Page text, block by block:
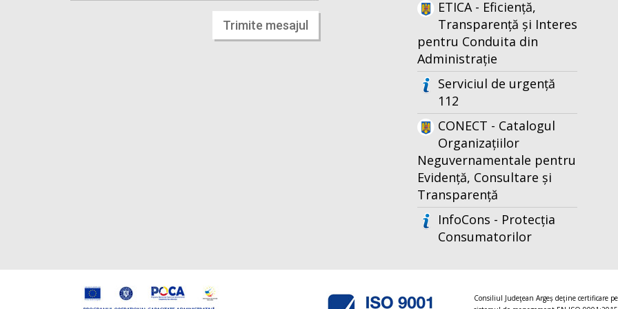
Trimite mesajul
ETICA - Eficiență,
Transparență și Interes
pentru Conduita din
Administrație
Serviciul de urgență
112
CONECT - Catalogul
Organizațiilor
Neguvernamentale pentru
Evidență, Consultare și
Transparență
InfoCons - Protecția
Consumatorilor
Consiliul Judeţean Argeș deţine certificare